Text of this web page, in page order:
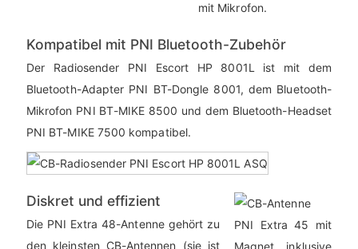
mit Mikrofon.
Kompatibel mit PNI Bluetooth-Zubehör
Der Radiosender PNI Escort HP 8001L ist mit dem
Bluetooth-Adapter PNI BT-Dongle 8001, dem Bluetooth-
Mikrofon PNI BT-MIKE 8500 und dem Bluetooth-Headset
PNI BT-MIKE 7500 kompatibel.
Diskret und effizient
Die PNI Extra 48-Antenne gehört zu
den kleinsten CB-Antennen (sie ist